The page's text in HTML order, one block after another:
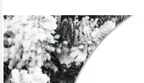
VIDAXL
Weihnachtsfigur Künstlicher
Schnee 150 cm PVC & PE (1 St)
ab 54,99 €
lieferbar - in 5-6 Werktagen bei dir